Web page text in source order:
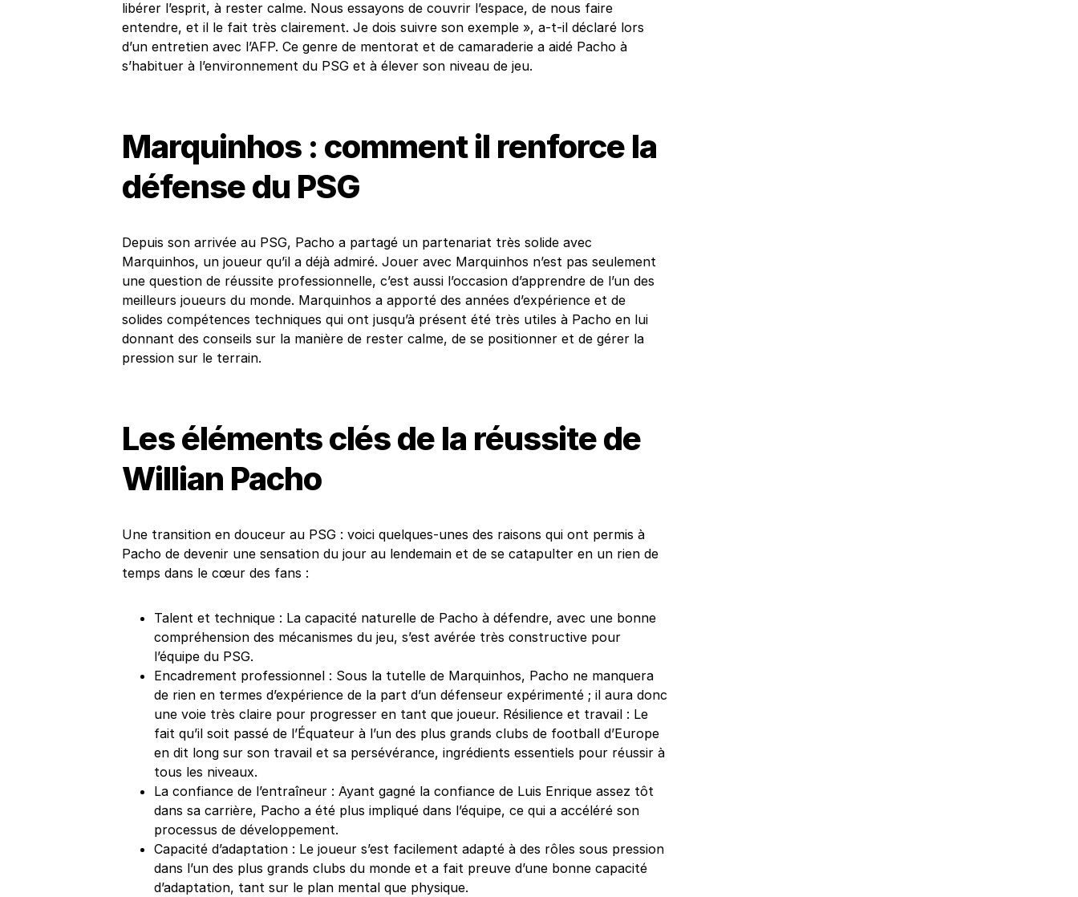
libérer l’esprit, à rester calme. Nous essayons de couvrir l’espace, de nous faire
entendre, et il le fait très clairement. Je dois suivre son exemple », a-t-il déclaré lors
d’un entretien avec l’AFP. Ce genre de mentorat et de camaraderie a aidé Pacho à
s’habituer à l’environnement du PSG et à élever son niveau de jeu.
Marquinhos : comment il renforce la
défense du PSG
Depuis son arrivée au PSG, Pacho a partagé un partenariat très solide avec
Marquinhos, un joueur qu’il a déjà admiré. Jouer avec Marquinhos n’est pas seulement
une question de réussite professionnelle, c’est aussi l’occasion d’apprendre de l’un des
meilleurs joueurs du monde. Marquinhos a apporté des années d’expérience et de
solides compétences techniques qui ont jusqu’à présent été très utiles à Pacho en lui
donnant des conseils sur la manière de rester calme, de se positionner et de gérer la
pression sur le terrain.
Les éléments clés de la réussite de
Willian Pacho
Une transition en douceur au PSG : voici quelques-unes des raisons qui ont permis à
Pacho de devenir une sensation du jour au lendemain et de se catapulter en un rien de
temps dans le cœur des fans :
Talent et technique : La capacité naturelle de Pacho à défendre, avec une bonne
compréhension des mécanismes du jeu, s’est avérée très constructive pour
l’équipe du PSG.
Encadrement professionnel : Sous la tutelle de Marquinhos, Pacho ne manquera
de rien en termes d’expérience de la part d’un défenseur expérimenté ; il aura donc
une voie très claire pour progresser en tant que joueur. Résilience et travail : Le
fait qu’il soit passé de l’Équateur à l’un des plus grands clubs de football d’Europe
en dit long sur son travail et sa persévérance, ingrédients essentiels pour réussir à
tous les niveaux.
La confiance de l’entraîneur : Ayant gagné la confiance de Luis Enrique assez tôt
dans sa carrière, Pacho a été plus impliqué dans l’équipe, ce qui a accéléré son
processus de développement.
Capacité d’adaptation : Le joueur s’est facilement adapté à des rôles sous pression
dans l’un des plus grands clubs du monde et a fait preuve d’une bonne capacité
d’adaptation, tant sur le plan mental que physique.